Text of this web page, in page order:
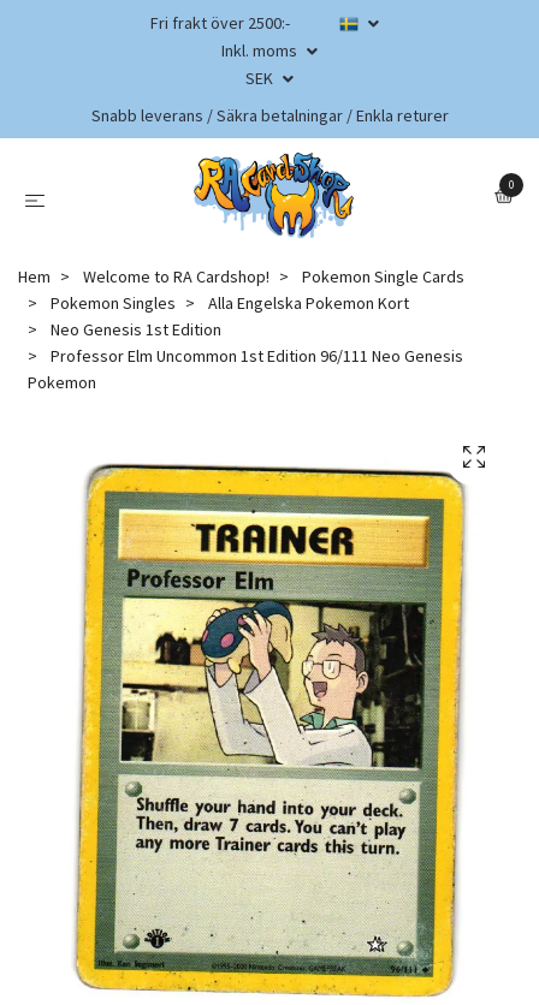
Fri frakt över 2500:-
Inkl. moms
SEK
Snabb leverans / Säkra betalningar / Enkla returer
0
Hem Welcome to RA Cardshop!
Pokemon Single Cards
Pokemon Singles
Alla Engelska Pokemon Kort
Neo Genesis 1st Edition
Professor Elm Uncommon 1st Edition 96/111 Neo Genesis
Pokemon